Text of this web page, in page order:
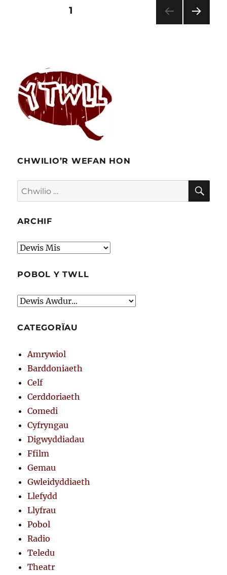
Tudaleniad
TUDALEN1
CHWILIO’R WEFAN HON
Chwilio
am:
ARCHIF
Archif
POBOL Y TWLL
CATEGORÏAU
Amrywiol
Barddoniaeth
Celf
Cerddoriaeth
Comedi
Cyfryngau
Digwyddiadau
Ffilm
Gemau
Gwleidyddiaeth
Llefydd
Llyfrau
Pobol
Radio
Teledu
Theatr